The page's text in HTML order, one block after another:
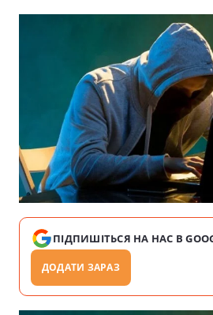
ПІДПИШІТЬСЯ НА НАС В
ДОДАТИ ЗАРАЗ